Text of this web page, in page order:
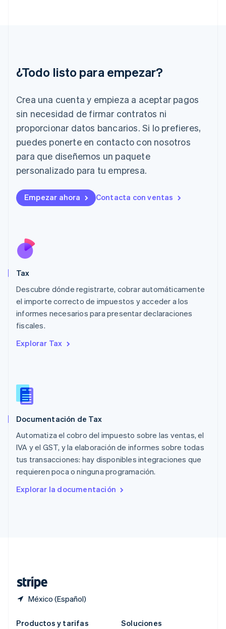
¿Todo listo para empezar?
Crea una cuenta y empieza a aceptar pagos
sin necesidad de firmar contratos ni
proporcionar datos bancarios. Si lo prefieres,
puedes ponerte en contacto con nosotros
para que diseñemos un paquete
personalizado para tu empresa.
Empezar ahora Contacta con ventas
Tax
Descubre dónde registrarte, cobrar automáticamente
el importe correcto de impuestos y acceder a los
informes necesarios para presentar declaraciones
fiscales.
Explorar Tax
Documentación de Tax
Automatiza el cobro del impuesto sobre las ventas, el
IVA y el GST, y la elaboración de informes sobre todas
tus transacciones: hay disponibles integraciones que
requieren poca o ninguna programación.
Explorar la documentación
México (Español)
Hungría
English
Irlanda
Italia
ItalianoEnglish
Japón
English
Letonia
Liechtenstein
DeutschEnglish
Français
Malasia
English
México
Español
Noruega
English
Nueva Zelandia
English
English
Portugal
RAE de Hong Kong, China
English简体中文
Reino Unido
English
República Checa
English
English
Productos y tarifas
Soluciones